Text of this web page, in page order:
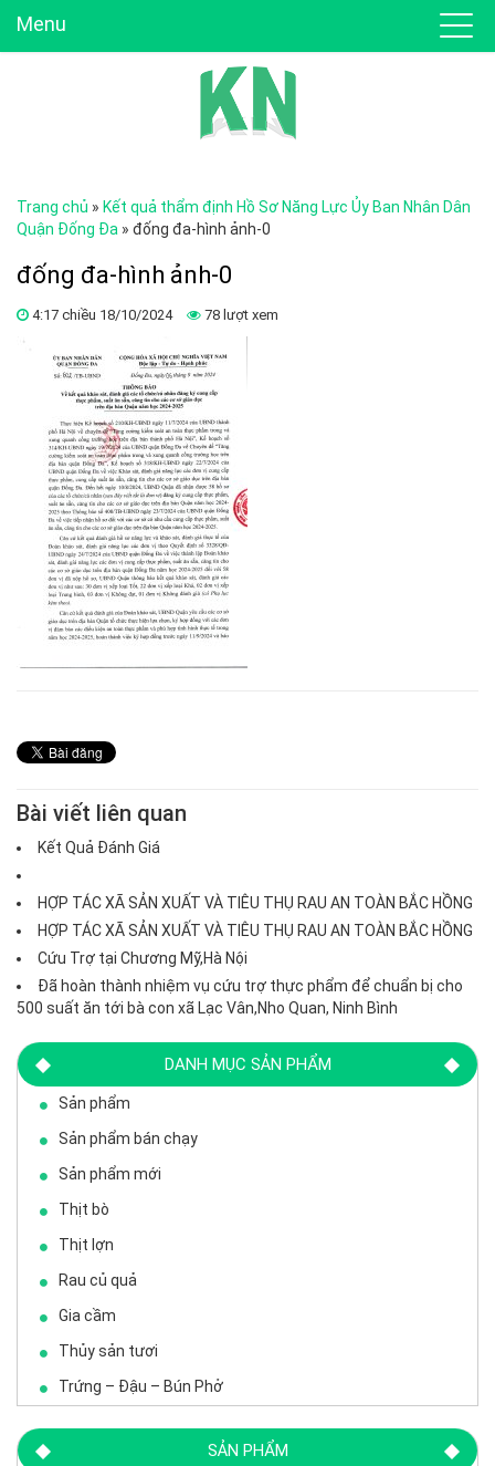
Menu
Trang chủ » Kết quả thẩm định Hồ Sơ Năng Lực Ủy Ban Nhân Dân
Quận Đống Đa » đống đa-hình ảnh-0
đống đa-hình ảnh-0
4:17 chiều 18/10/2024 78 lượt xem
Bài viết liên quan
Kết Quả Đánh Giá
HỢP TÁC XÃ SẢN XUẤT VÀ TIÊU THỤ RAU AN TOÀN BẮC HỒNG
HỢP TÁC XÃ SẢN XUẤT VÀ TIÊU THỤ RAU AN TOÀN BẮC HỒNG
Cứu Trợ tại Chương Mỹ,Hà Nội
Đã hoàn thành nhiệm vụ cứu trợ thực phẩm để chuẩn bị cho
500 suất ăn tới bà con xã Lạc Vân,Nho Quan, Ninh Bình
DANH MỤC SẢN PHẨM
Sản phẩm
Sản phẩm bán chạy
Sản phẩm mới
Thịt bò
Thịt lợn
Rau củ quả
Gia cầm
Thủy sản tươi
Trứng – Đậu – Bún Phở
SẢN PHẨM